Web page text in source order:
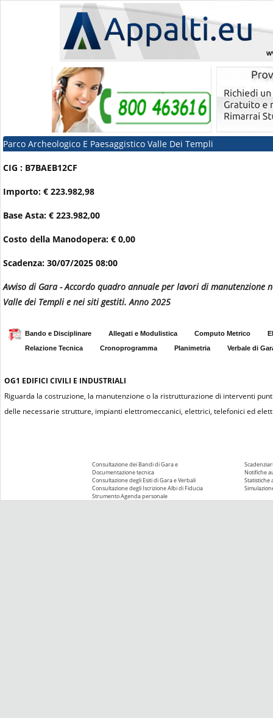
Parco Archeologico E Paesaggistico Valle Dei Templi
CIG : B7BAEB12CF
Importo: € 223.982,98
Base Asta: € 223.982,00
Costo della Manodopera: € 0,00
Scadenza: 30/07/2025 08:00
Avviso di Gara - Accordo quadro annuale per lavori di manutenzione
Valle dei Templi e nei siti gestiti. Anno 2025
Bando e Disciplinare Allegati e Modulistica Computo Metrico
Relazione Tecnica
Cronoprogramma Planimetria Verbale di
OG1 EDIFICI CIVILI E INDUSTRIALI
Riguarda la costruzione, la manutenzione o la ristrutturazione di interventi
delle necessarie strutture, impianti elettromeccanici, elettrici, telefonici ed
Consultazione dei Bandi di Gara e
Documentazione tecnica
Consultazione degli Esiti di Gara e Verbali
Consultazione degli Iscrizione Albi di Fiducia
Strumento Agenda personale
Notifiche
Statistiche